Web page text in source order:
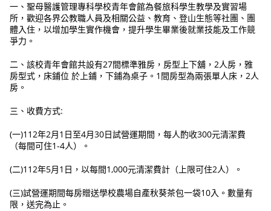
一、聖母醫護管理專科學校青年會館為餐旅科學生教學及實習場
所，歡迎各界公教職人員及相關公益、教育、登山生態等社團、團
體入住，以增加學生實作機會，提升學生畢業後就業技能及工作競
爭力。
二、該校青年會館共設有27間標準雅房，房型上下舖，2人房，雅
房型式，床鋪位 於上鋪，下鋪為桌子。1間房型為兩張單人床，2人
房。
三、收費方式:
(一)112年2月1日至4月30日試營運期間，每人酌收300元清潔費
（每間可住1-4人）。
(二)112年5月1日，以每間1,000元清潔費計（上限可住2人）。
(三)試營運期間每房贈送學校農場自產秋葵茶包一袋10入。數量有
限，送完為止。